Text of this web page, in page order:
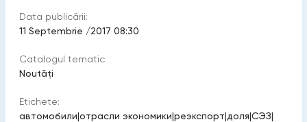
Data publicării:
11 Septembrie /2017 08:30
Catalogul tematic
Noutăți
Etichete:
автомобили|отрасли экономики|реэкспорт|доля|СЭЗ|